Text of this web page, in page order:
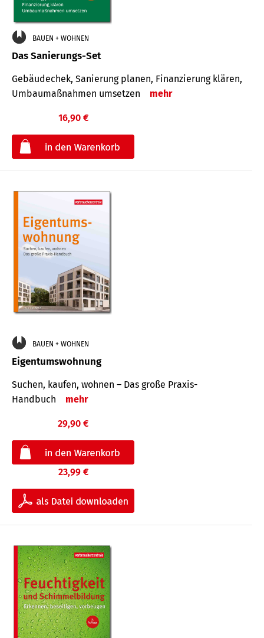
BAUEN + WOHNEN
Das Sanierungs-Set
Gebäudechek, Sanierung planen, Finanzierung klären,
Umbaumaßnahmen umsetzen
mehr
16,90 €
BAUEN + WOHNEN
Eigentumswohnung
Suchen, kaufen, wohnen – Das große Praxis-
Handbuch
mehr
29,90 €
23,99 €